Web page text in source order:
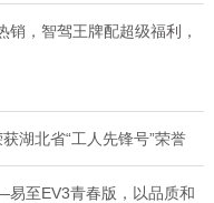
销，智驾王牌配超级福利，
湖北省“工人先锋号”荣誉
至EV3青春版，以品质和